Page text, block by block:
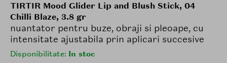
TIRTIR Mood Glider Lip and Blush Stick, 04
Chilli Blaze, 3.8 gr
nuantator pentru buze, obraji si pleoape, cu
intensitate ajustabila prin aplicari succesive
Disponibilitate: In stoc